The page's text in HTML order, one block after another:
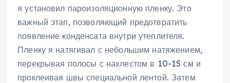
я установил пароизоляционную пленку. Это
важный этап, позволяющий предотвратить
появление конденсата внутри утеплителя.
Пленку я натягивал с небольшим натяжением,
перекрывая полосы с нахлестом в 10-15 см и
проклеивая швы специальной лентой. Затем